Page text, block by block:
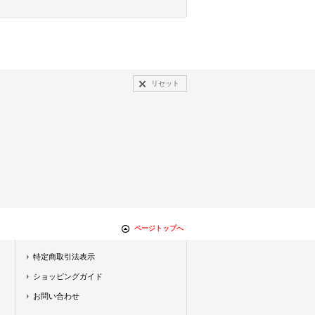
リセット
ページトップへ
特定商取引法表示
ショッピングガイド
お問い合わせ